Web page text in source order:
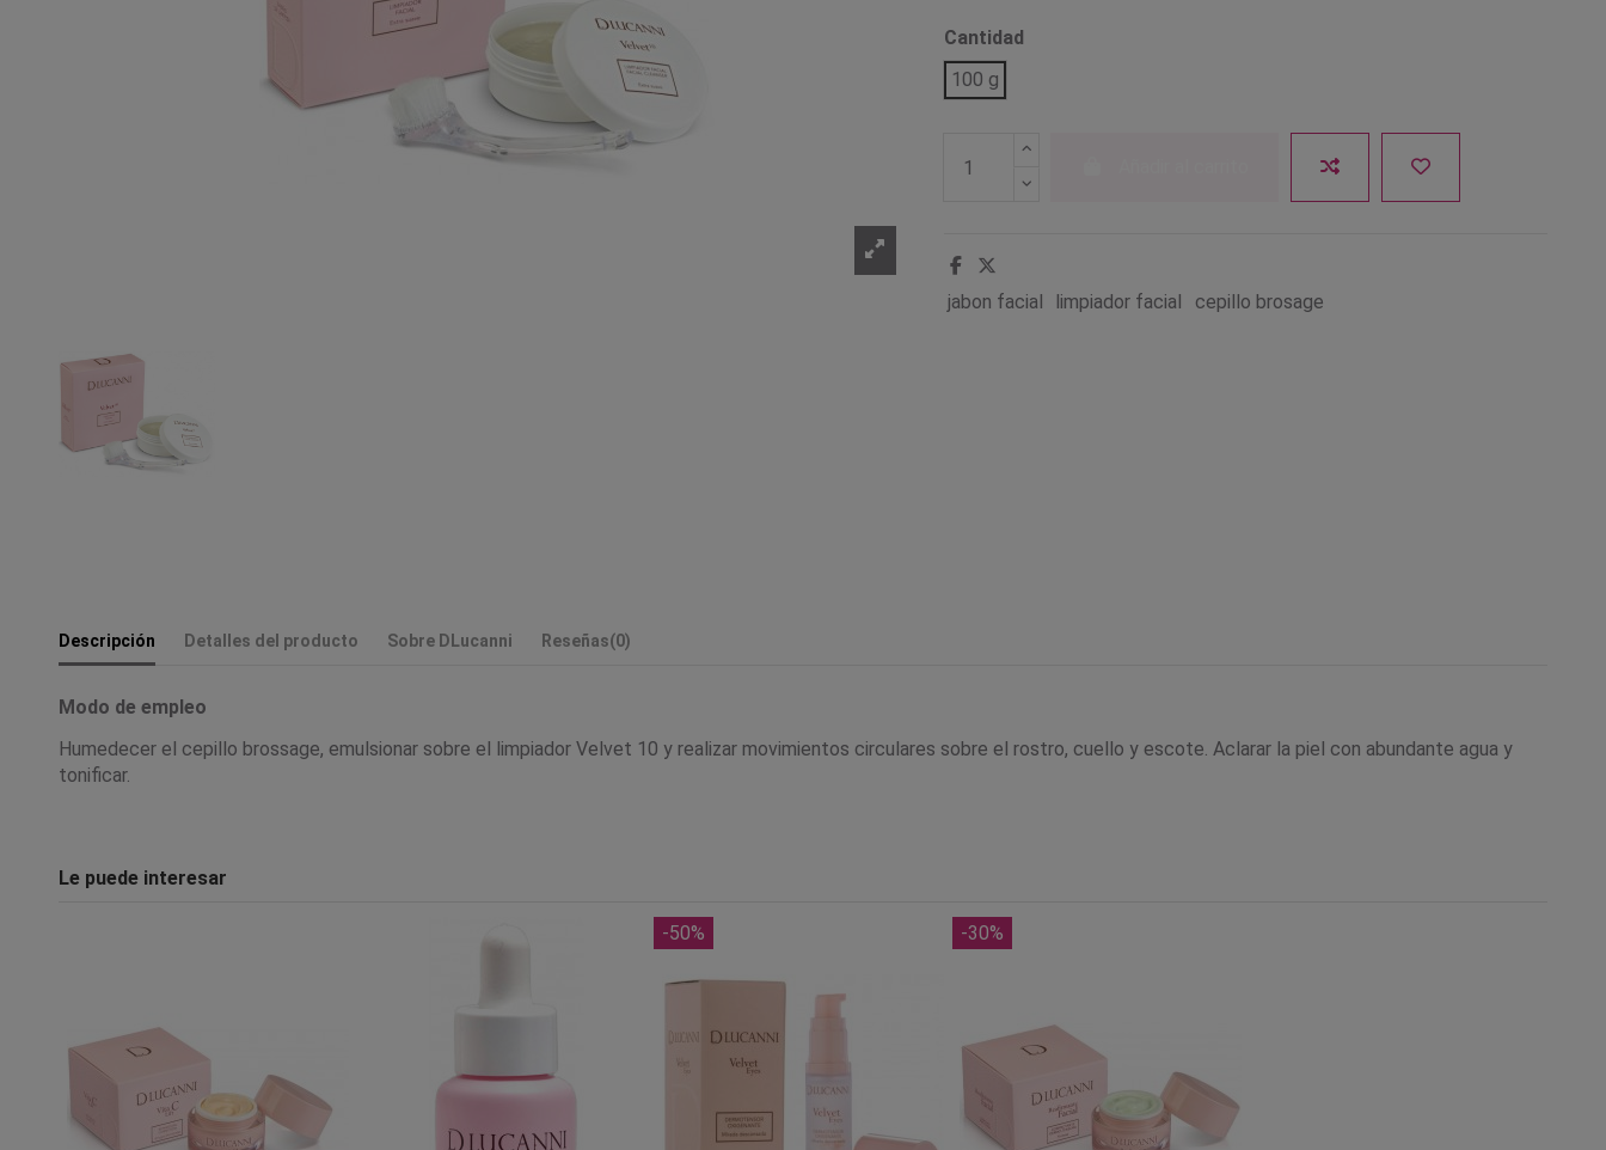
Cantidad
100 g
jabon facial limpiador facial cepillo brosage
Descripción Detalles del producto Sobre DLucanni Reseñas(0)
Modo de empleo
Humedecer el cepillo brossage, emulsionar sobre el limpiador Velvet 10 y realizar movimientos circulares sobre el rostro, cuello y escote. Aclarar la piel con abundante agua y
tonificar.
Le puede interesar
-50% -30%